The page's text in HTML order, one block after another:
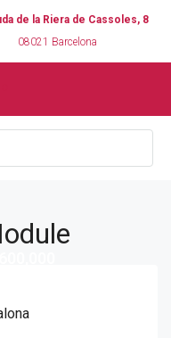
de la Riera de Cassoles, 8
08021 Barcelona